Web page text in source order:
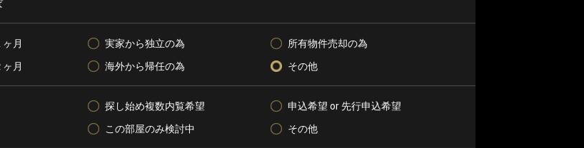
月 実家から独立の為
所有物件売却の為
月
海外から帰任の為 その他
探し始め複数内覧希望
申込希望 or 先行申込希望
この部屋のみ検討中 その他